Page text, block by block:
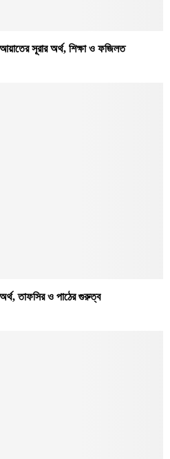
সূরার অর্থ, শিক্ষা ও ফজিলত
তাফসির ও পাঠের গুরুত্ব